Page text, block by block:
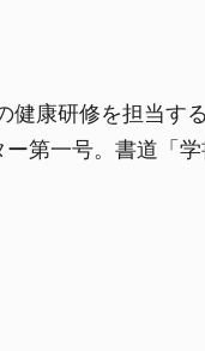
康研修を担当
第一号。書道「